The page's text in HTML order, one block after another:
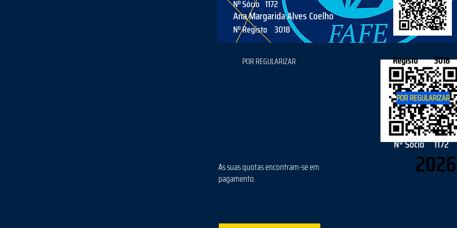
Ana Margarida Alves Coelho
1172
Nº Sócio
Nº Registo 3018
POR REGULARIZAR
As suas quotas encontram-se em
pagamento.
2026
1172
Nº Sócio
Registo 3018
POR REGULARIZAR